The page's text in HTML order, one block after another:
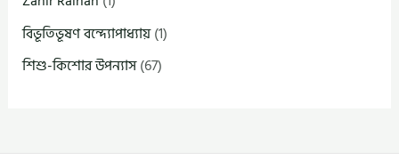
বিভূতিভূষণ বন্দ্যোপাধ্যায়(1)
শিশু-কিশোর উপন্যাস(67)